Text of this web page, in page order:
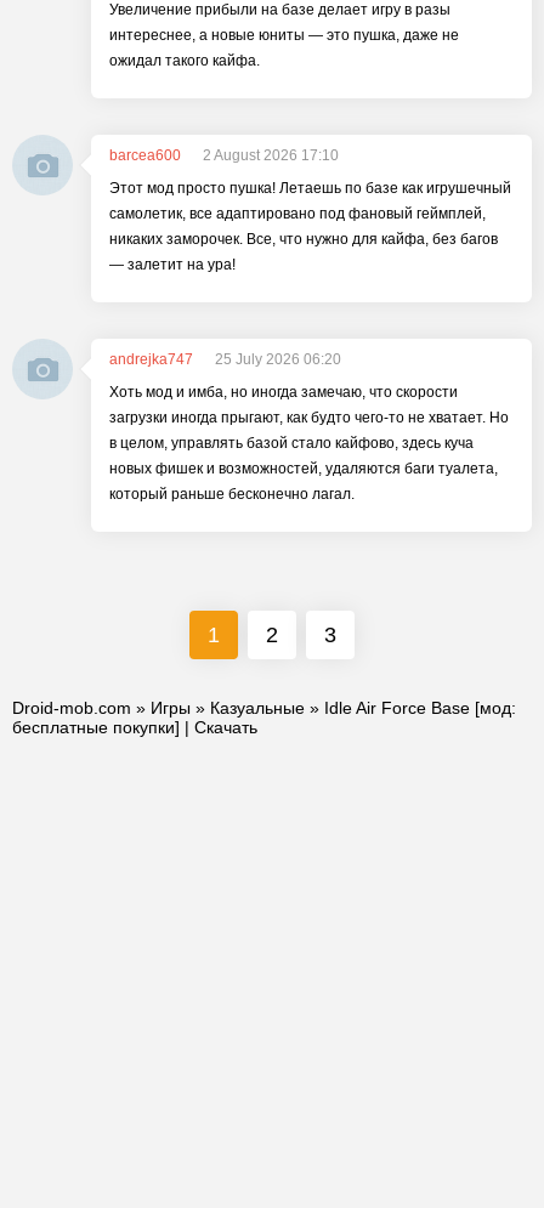
Увеличение прибыли на базе делает игру в разы
интереснее, а новые юниты — это пушка, даже не
ожидал такого кайфа.
barcea600
2 August 2026 17:10
Этот мод просто пушка! Летаешь по базе как игрушечный
самолетик, все адаптировано под фановый геймплей,
никаких заморочек. Все, что нужно для кайфа, без багов
— залетит на ура!
andrejka747
25 July 2026 06:20
Хоть мод и имба, но иногда замечаю, что скорости
загрузки иногда прыгают, как будто чего-то не хватает. Но
в целом, управлять базой стало кайфово, здесь куча
новых фишек и возможностей, удаляются баги туалета,
который раньше бесконечно лагал.
1 2 3
Droid-mob.com » Игры » Казуальные » Idle Air Force Base [мод:
бесплатные покупки] | Скачать